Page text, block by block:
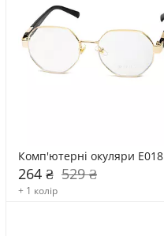
Комп'ютерні окуляри E018
264 ₴ 529 ₴
+ 1 колір